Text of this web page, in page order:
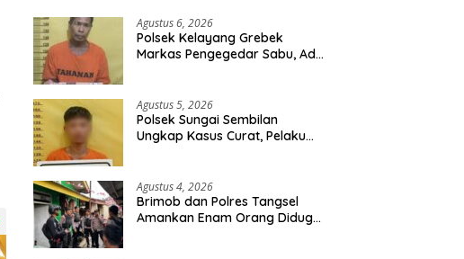
Agustus 6, 2026
Polsek Kelayang Grebek
Markas Pengegedar Sabu, Ada
Agustus 5, 2026
Polsek Sungai Sembilan
Ungkap Kasus Curat, Pelaku
Agustus 4, 2026
Brimob dan Polres Tangsel
Amankan Enam Orang Diduga